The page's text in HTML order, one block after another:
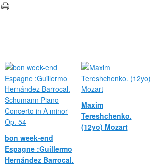
bon week-end
Espagne :Guillermo
Hernández Barrocal.
Maxim
Tereshchenko.
(12yo) Mozart